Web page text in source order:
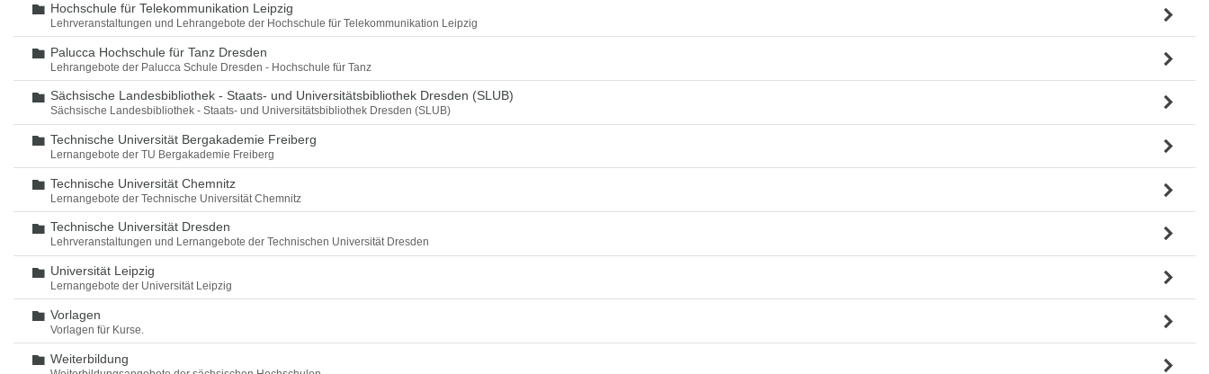
Ordner
Hochschule für Telekommunikation Leipzig
Lehrveranstaltungen und Lehrangebote der Hochschule für Telekommunikation Leipzig
Ordner
Palucca Hochschule für Tanz Dresden
Lehrangebote der Palucca Schule Dresden - Hochschule für Tanz
Ordner
Sächsische Landesbibliothek - Staats- und Universitätsbibliothek Dresden (SLUB)
Sächsische Landesbibliothek - Staats- und Universitätsbibliothek Dresden (SLUB)
Ordner
Technische Universität Bergakademie Freiberg
Lernangebote der TU Bergakademie Freiberg
Ordner
Technische Universität Chemnitz
Lernangebote der Technische Universität Chemnitz
Ordner
Technische Universität Dresden
Lehrveranstaltungen und Lernangebote der Technischen Universität Dresden
Ordner
Universität Leipzig
Lernangebote der Universität Leipzig
Ordner
Vorlagen
Vorlagen für Kurse.
Ordner
Weiterbildung